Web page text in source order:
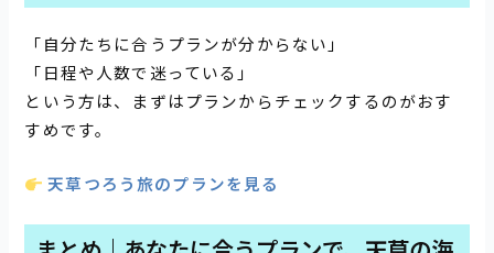
「自分たちに合うプランが分からない」
「日程や人数で迷っている」
という方は、まずはプランからチェックするのがおす
すめです。
天草つろう旅のプランを見る